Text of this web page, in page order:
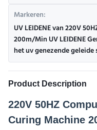
Markeren:
UV LEIDENE van 220V
200m/Min UV LEIDENE
het uv genezende geleide
Product Description
220V 50HZ
Curing Machine